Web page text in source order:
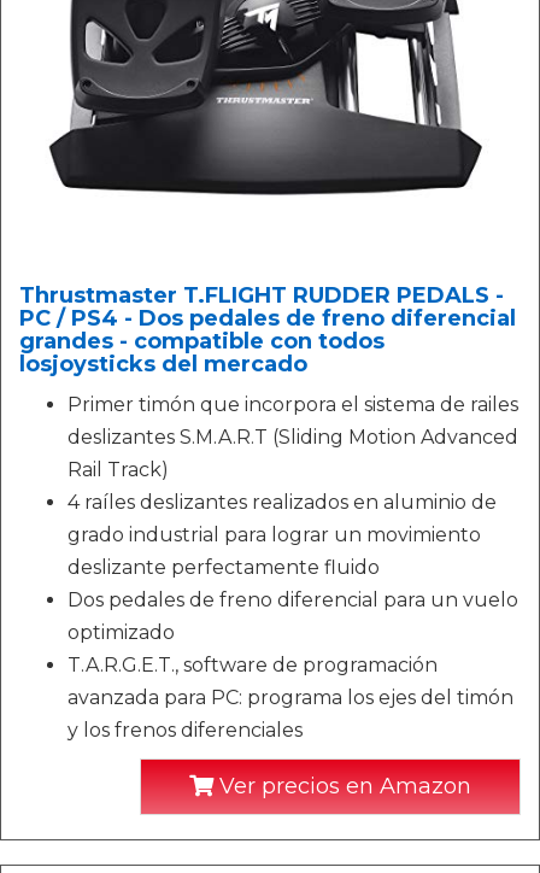
Thrustmaster T.FLIGHT RUDDER PEDALS -
PC / PS4 - Dos pedales de freno diferencial
grandes - compatible con todos
losjoysticks del mercado
Primer timón que incorpora el sistema de railes
deslizantes S.M.A.R.T (Sliding Motion Advanced
Rail Track)
4 raíles deslizantes realizados en aluminio de
grado industrial para lograr un movimiento
deslizante perfectamente fluido
Dos pedales de freno diferencial para un vuelo
optimizado
T.A.R.G.E.T., software de programación
avanzada para PC: programa los ejes del timón
y los frenos diferenciales
Ver precios en Amazon